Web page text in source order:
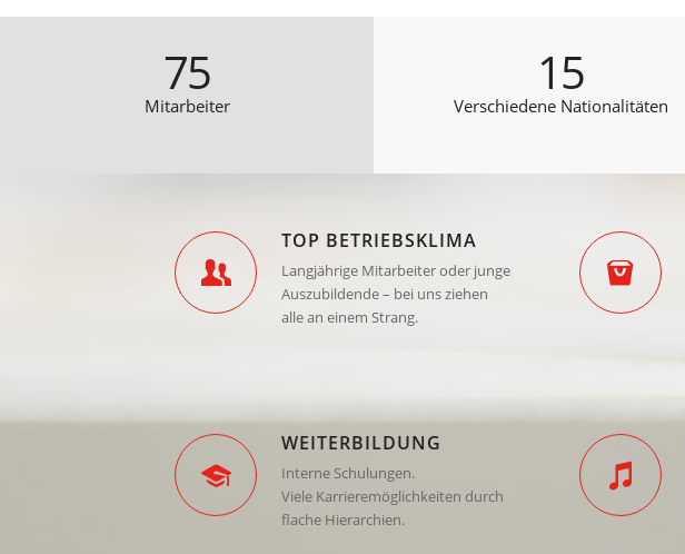
75
Mitarbeiter
15
Verschiedene Nationalitäten
TOP BETRIEBSKLIMA
Langjährige Mitarbeiter oder junge
Auszubildende – bei uns ziehen
alle an einem Strang.
WEITERBILDUNG
Interne Schulungen.
Viele Karrieremöglichkeiten durch
flache Hierarchien.